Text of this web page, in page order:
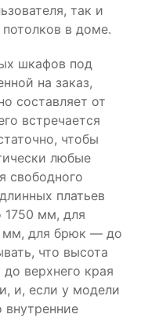
так и
в доме.
шкафов под
на заказ,
составляет от
встречается
чтобы
любые
свободного
платьев
1750 мм, для
мм, для брюк — до
что высота
верхнего края
и, если у модели